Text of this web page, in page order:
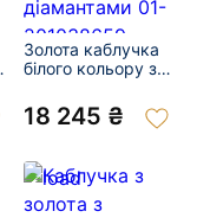
Золота каблучка
білого кольору з
діамантами 01-
201038659
18 245 ₴